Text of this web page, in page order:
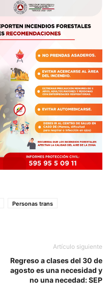
Personas trans
Artículo siguiente
Regreso a clases del 30 de
agosto es una necesidad y
no una necedad: SEP